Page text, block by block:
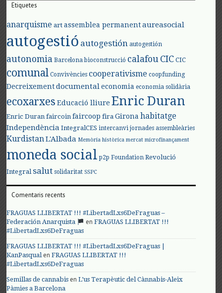
Etiquetes
anarquisme art assemblea permanent aureasocial
autogestió autogestión autogestión
autonomia Barcelona bioconstrucció calafouCIC CIC
comunal Convivències cooperativisme coopfunding
Decreixement documental economia economia solidària
ecoxarxes Educació lliure Enric Duran
Enric Duran faircoin faircoop fira Girona habitatge
Independència IntegralCES intercanvi jornades assembleàries
KurdistanL'Albada Memòria històrica mercat microfinançament
moneda social p2p Foundation Revolució
Integral salut solidaritat SSPC
Comentaris recents
FRAGUAS LLIBERTAT !!! #LibertadLxs6DeFraguas –
Federación Anarquista
enFRAGUAS LLIBERTAT !!!
#LibertadLxs6DeFraguas
FRAGUAS LLIBERTAT !!! #LibertadLxs6DeFraguas |
KanPasqualenFRAGUAS LLIBERTAT !!!
#LibertadLxs6DeFraguas
Semillas de cannabis enL’us Terapèutic del Cànnabis-Aleix
Pàmies a Barcelona